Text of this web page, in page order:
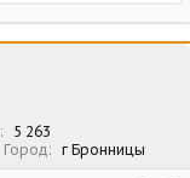
5 263
Город г Бронницы